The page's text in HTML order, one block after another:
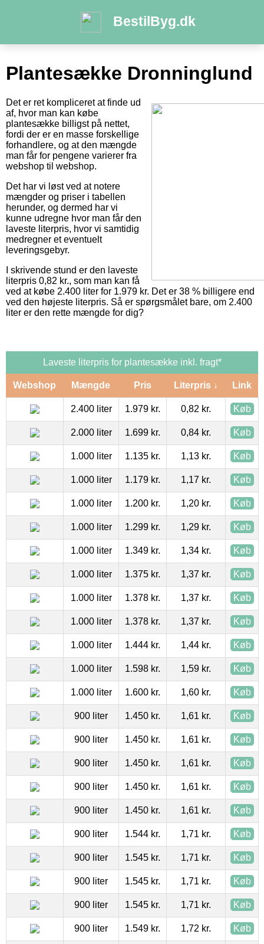
BestilByg.dk
Plantesække Dronninglund
Det er ret kompliceret at finde ud
af, hvor man kan købe
plantesække billigst på nettet,
fordi der er en masse forskellige
forhandlere, og at den mængde
man får for pengene varierer fra
webshop til webshop.
Det har vi løst ved at notere
mængder og priser i tabellen
herunder, og dermed har vi
kunne udregne hvor man får den
laveste literpris, hvor vi samtidig
medregner et eventuelt
leveringsgebyr.
I skrivende stund er den laveste
literpris 0,82 kr., som man kan få
ved at købe 2.400 liter for 1.979 kr. Det er 38 % billigere end
ved den højeste literpris. Så er spørgsmålet bare, om 2.400
liter er den rette mængde for dig?
Laveste literpris for plantesække inkl. fragt*
Webshop Mængde Pris Literpris ↓ Link
2.400 liter 1.979 kr. 0,82 kr. Køb
2.000 liter 1.699 kr. 0,84 kr. Køb
1.000 liter 1.135 kr. 1,13 kr. Køb
1.000 liter 1.179 kr. 1,17 kr. Køb
1.000 liter 1.200 kr. 1,20 kr. Køb
1.000 liter 1.299 kr. 1,29 kr. Køb
1.000 liter 1.349 kr. 1,34 kr. Køb
1.000 liter 1.375 kr. 1,37 kr. Køb
1.000 liter 1.378 kr. 1,37 kr. Køb
1.000 liter 1.378 kr. 1,37 kr. Køb
1.000 liter 1.444 kr. 1,44 kr. Køb
1.000 liter 1.598 kr. 1,59 kr. Køb
1.000 liter 1.600 kr. 1,60 kr. Køb
900 liter 1.450 kr. 1,61 kr. Køb
900 liter 1.450 kr. 1,61 kr. Køb
900 liter 1.450 kr. 1,61 kr. Køb
900 liter 1.450 kr. 1,61 kr. Køb
900 liter 1.450 kr. 1,61 kr. Køb
900 liter 1.544 kr. 1,71 kr. Køb
900 liter 1.545 kr. 1,71 kr. Køb
900 liter 1.545 kr. 1,71 kr. Køb
900 liter 1.545 kr. 1,71 kr. Køb
900 liter 1.549 kr. 1,72 kr. Køb